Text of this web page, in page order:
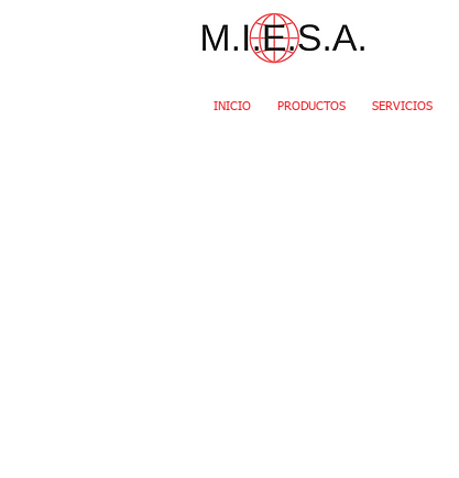
INICIO PRODUCTOS SERVICIOS